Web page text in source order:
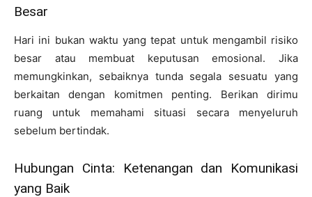
Besar
Hari ini bukan waktu yang tepat untuk mengambil risiko
besar atau membuat keputusan emosional. Jika
memungkinkan, sebaiknya tunda segala sesuatu yang
berkaitan dengan komitmen penting. Berikan dirimu
ruang untuk memahami situasi secara menyeluruh
sebelum bertindak.
Hubungan Cinta: Ketenangan dan Komunikasi
yang Baik